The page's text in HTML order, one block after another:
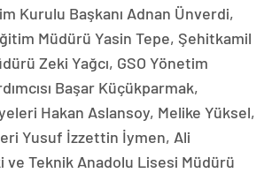
Kurulu Başkanı Adnan Ünverdi,
Müdürü Yasin Tepe, Şehitkamil
Zeki Yağcı, GSO Yönetim
Başar Küçükparmak,
Hakan Aslansoy, Melike Yüksel,
Yusuf İzzettin İymen, Ali
ve Teknik Anadolu Lisesi Müdürü